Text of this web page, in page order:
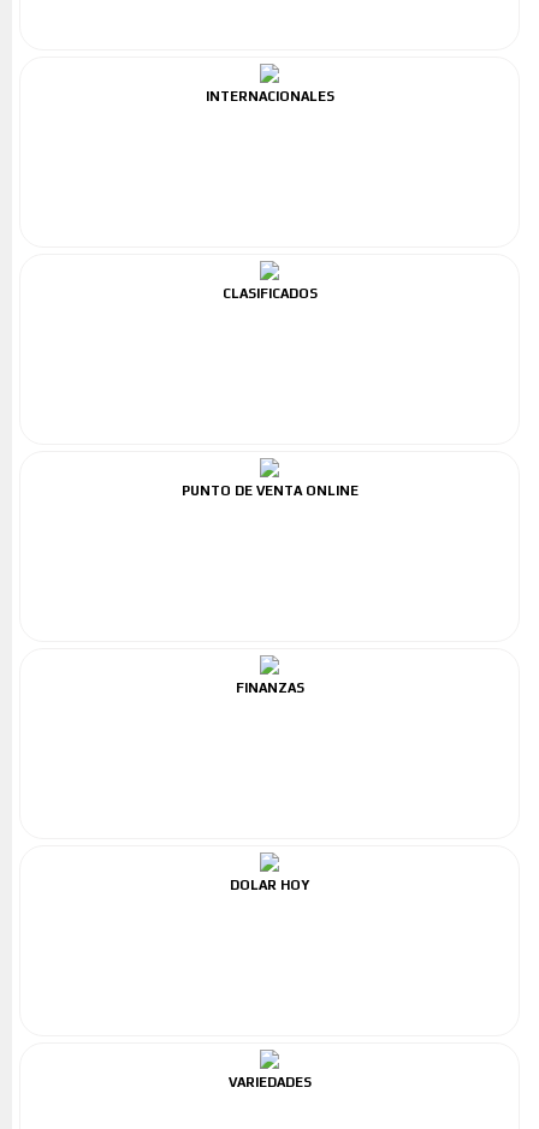
INTERNACIONALES
CLASIFICADOS
PUNTO DE VENTA ONLINE
FINANZAS
DOLAR HOY
VARIEDADES